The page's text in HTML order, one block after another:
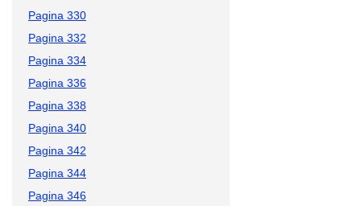
Pagina 330
Pagina 332
Pagina 334
Pagina 336
Pagina 338
Pagina 340
Pagina 342
Pagina 344
Pagina 346